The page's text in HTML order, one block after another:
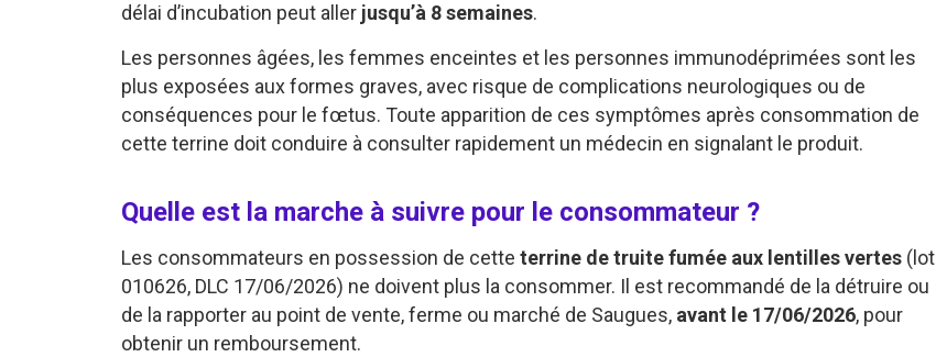
délai d’incubation peut aller jusqu’à 8 semaines.
Les personnes âgées, les femmes enceintes et les personnes immunodéprimées sont les
plus exposées aux formes graves, avec risque de complications neurologiques ou de
conséquences pour le fœtus. Toute apparition de ces symptômes après consommation de
cette terrine doit conduire à consulter rapidement un médecin en signalant le produit.
Quelle est la marche à suivre pour le consommateur ?
Les consommateurs en possession de cette terrine de truite fumée aux lentilles vertes (lot
010626, DLC 17/06/2026) ne doivent plus la consommer. Il est recommandé de la détruire ou
de la rapporter au point de vente, ferme ou marché de Saugues, avant le 17/06/2026, pour
obtenir un remboursement.